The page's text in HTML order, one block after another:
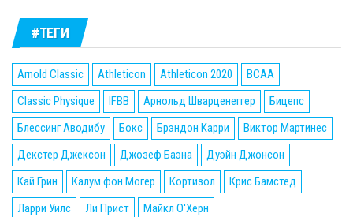
#ТЕГИ
Arnold Classic Athleticon Athleticon 2020
BCAA
Classic Physique
IFBB Арнольд Шварценеггер
Бицепс
Блессинг Аводибу
Бокс Брэндон Карри
Виктор Мартинес
Декстер Джексон
Джозеф Баэна
Дуэйн Джонсон
Кай Грин
Калум фон Могер Кортизол
Крис Бамстед
Ларри Уилс
Ли Прист
Майкл О'Херн